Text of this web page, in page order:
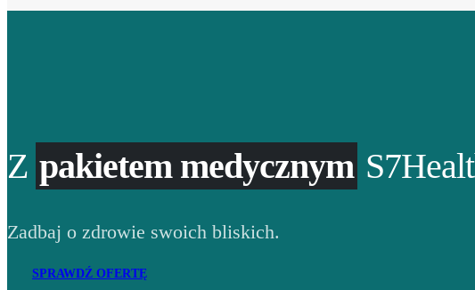
Z pakietem medycznym
Zadbaj o zdrowie swoich bliskich.
SPRAWDŹ OFERTĘ